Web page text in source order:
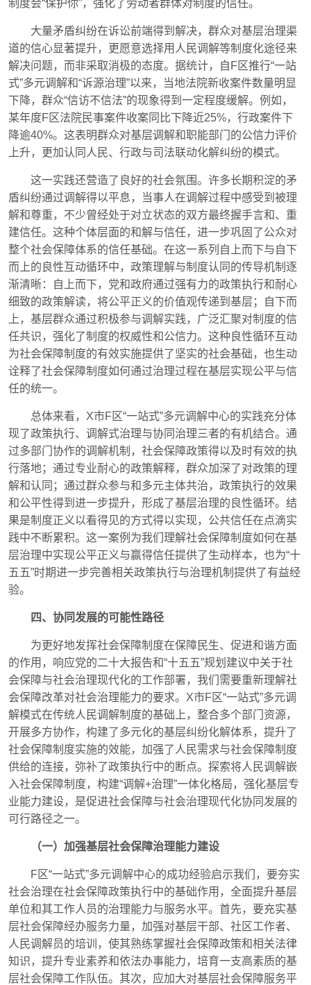
制度会“保护你”，强化了劳动者群体对制度的信任。
大量矛盾纠纷在诉讼前端得到解决，群众对基层治理渠
道的信心显著提升，更愿意选择用人民调解等制度化途径来
解决问题，而非采取消极的态度。据统计，自F区推行“一站
式”多元调解和“诉源治理”以来，当地法院新收案件数量明显
下降，群众“信访不信法”的现象得到一定程度缓解。例如，
某年度F区法院民事案件收案同比下降近25%，行政案件下
降逾40%。这表明群众对基层调解和职能部门的公信力评价
上升，更加认同人民、行政与司法联动化解纠纷的模式。
这一实践还营造了良好的社会氛围。许多长期积淀的矛
盾纠纷通过调解得以平息，当事人在调解过程中感受到被理
解和尊重，不少曾经处于对立状态的双方最终握手言和、重
建信任。这种个体层面的和解与信任，进一步巩固了公众对
整个社会保障体系的信任基础。在这一系列自上而下与自下
而上的良性互动循环中，政策理解与制度认同的传导机制逐
渐清晰：自上而下，党和政府通过强有力的政策执行和耐心
细致的政策解读，将公平正义的价值观传递到基层；自下而
上，基层群众通过积极参与调解实践，广泛汇聚对制度的信
任共识，强化了制度的权威性和公信力。这种良性循环互动
为社会保障制度的有效实施提供了坚实的社会基础，也生动
诠释了社会保障制度如何通过治理过程在基层实现公平与信
任的统一。
总体来看，X市F区“一站式”多元调解中心的实践充分体
现了政策执行、调解式治理与协同治理三者的有机结合。通
过多部门协作的调解机制，社会保障政策得以及时有效的执
行落地；通过专业耐心的政策解释，群众加深了对政策的理
解和认同；通过群众参与和多元主体共治，政策执行的效果
和公平性得到进一步提升，形成了基层治理的良性循环。结
果是制度正义以看得见的方式得以实现，公共信任在点滴实
践中不断累积。这一案例为我们理解社会保障制度如何在基
层治理中实现公平正义与赢得信任提供了生动样本，也为“十
五五”时期进一步完善相关政策执行与治理机制提供了有益经
验。
四、协同发展的可能性路径
为更好地发挥社会保障制度在保障民生、促进和谐方面
的作用，响应党的二十大报告和“十五五”规划建议中关于社
会保障与社会治理现代化的工作部署，我们需要重新理解社
会保障改革对社会治理能力的要求。X市F区“一站式”多元调
解模式在传统人民调解制度的基础上，整合多个部门资源，
开展多方协作，构建了多元化的基层纠纷化解体系，提升了
社会保障制度实施的效能，加强了人民需求与社会保障制度
供给的连接，弥补了政策执行中的断点。探索将人民调解嵌
入社会保障制度，构建“调解+治理”一体化格局，强化基层专
业能力建设，是促进社会保障与社会治理现代化协同发展的
可行路径之一。
（一）加强基层社会保障治理能力建设
F区“一站式”多元调解中心的成功经验启示我们，要夯实
社会治理在社会保障政策执行中的基础作用，全面提升基层
单位和其工作人员的治理能力与服务水平。首先，要充实基
层社会保障经办服务力量，加强对基层干部、社区工作者、
人民调解员的培训，使其熟练掌握社会保障政策和相关法律
知识，提升专业素养和依法办事能力，培育一支高素质的基
层社会保障工作队伍。其次，应加大对基层社会保障服务平